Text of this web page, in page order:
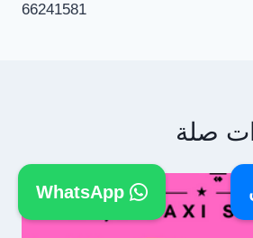
66241581
صلة